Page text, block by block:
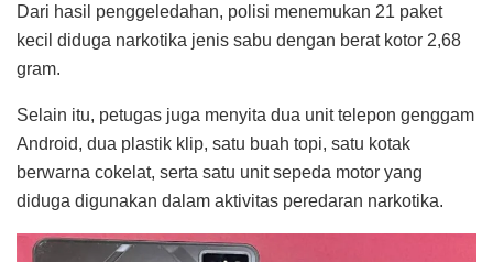
Dari hasil penggeledahan, polisi menemukan 21 paket
kecil diduga narkotika jenis sabu dengan berat kotor 2,68
gram.
Selain itu, petugas juga menyita dua unit telepon genggam
Android, dua plastik klip, satu buah topi, satu kotak
berwarna cokelat, serta satu unit sepeda motor yang
diduga digunakan dalam aktivitas peredaran narkotika.